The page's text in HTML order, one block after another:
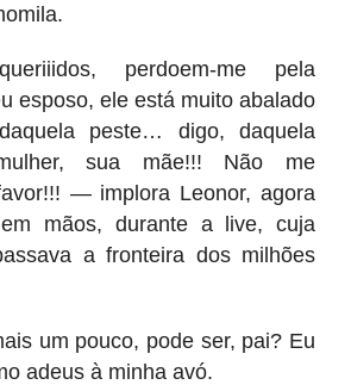
perdoem-me pela
esposo, ele está muito abalado
peste… digo, daquela
sua mãe!!! Não me
— implora Leonor, agora
mãos, durante a live, cuja
a fronteira dos milhões
um pouco, pode ser, pai? Eu
adeus à minha avó.